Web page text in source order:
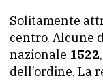
Solitamente
centro. Alcune
nazionale 1522
dell’ordine. La